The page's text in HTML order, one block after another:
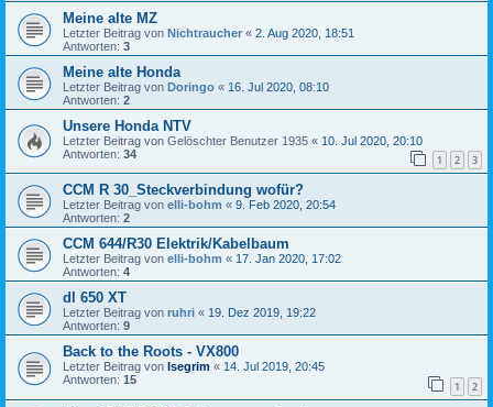
Meine alte MZ
Letzter Beitrag von Nichtraucher « 2. Aug 2020, 18:51
Antworten: 3
Meine alte Honda
Letzter Beitrag von Doringo « 16. Jul 2020, 08:10
Antworten: 2
Unsere Honda NTV
Letzter Beitrag von Gelöschter Benutzer 1935 « 10. Jul 2020, 20:10
Antworten: 34 1 2 3
CCM R 30_Steckverbindung wofür?
Letzter Beitrag von elli-bohm « 9. Feb 2020, 20:54
Antworten: 2
CCM 644/R30 Elektrik/Kabelbaum
Letzter Beitrag von elli-bohm « 17. Jan 2020, 17:02
Antworten: 4
dl 650 XT
Letzter Beitrag von ruhri « 19. Dez 2019, 19:22
Antworten: 9
Back to the Roots - VX800
Letzter Beitrag von Isegrim « 14. Jul 2019, 20:45
Antworten: 15 1 2